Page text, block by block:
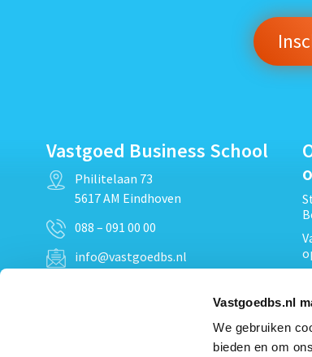
Vastgoedbs.nl
We gebruiken
bieden en om
Vastgoed Business School
Philitelaan 73
5617 AM Eindhoven
088 – 091 00 00
info@vastgoedbs.nl